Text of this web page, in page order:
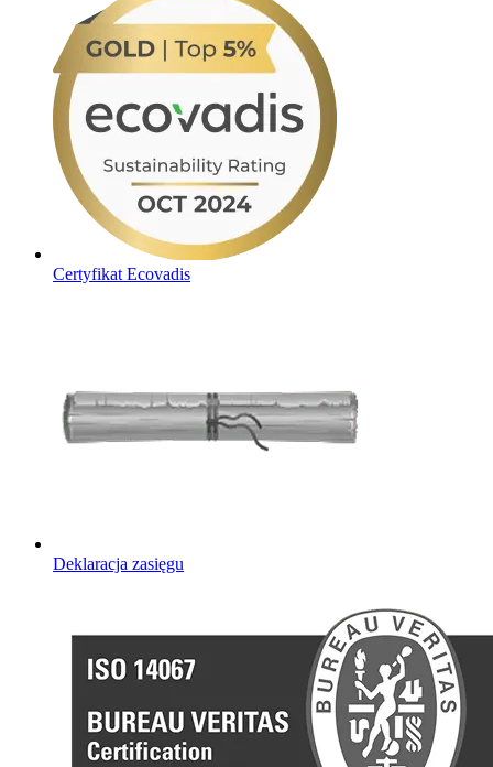
Certyfikat Ecovadis
Deklaracja zasięgu